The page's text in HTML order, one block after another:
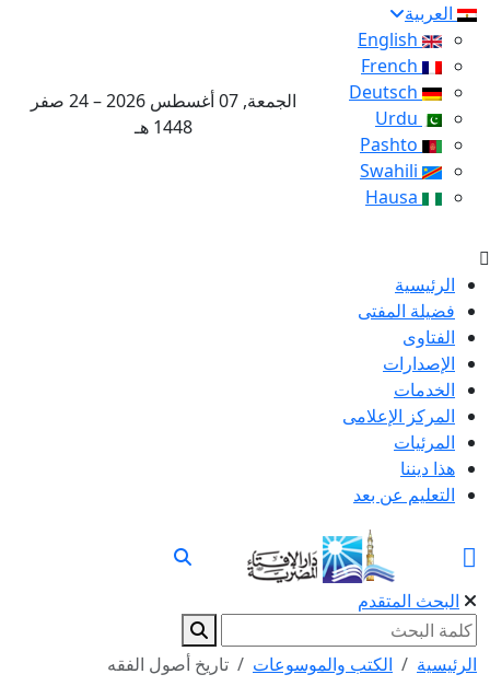
العربية
English
Deutsch
Urdu
Pashto
Swahili
الجمعة, 07 أغسطس 2026 – 24 صفر
1448 هـ
الرئيسية
فضيلة المفتى
الفتاوى
الإصدارات
الخدمات
المركز الإعلامى
المرئيات
هذا ديننا
التعليم عن بعد
البحث المتقدم
الرئيسية الكتب والموسوعات تاريخ أصول الفقه